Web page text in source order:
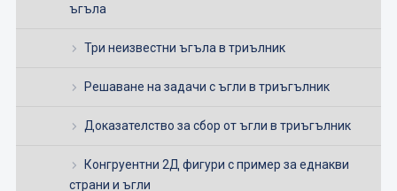
ъгъла
Три неизвестни ъгъла в триълник
Решаване на задачи с ъгли в триъгълник
Доказателство за сбор от ъгли в триъгълник
Конгруентни 2Д фигури с пример за еднакви
страни и ъгли